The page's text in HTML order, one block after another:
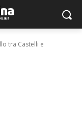
tra Castelli e